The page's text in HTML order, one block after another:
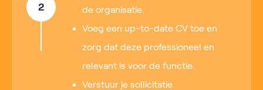
2
de organisatie.
Voeg een up-to-date CV toe en
zorg dat deze professioneel en
relevant is voor de functie.
Verstuur je sollicitatie.